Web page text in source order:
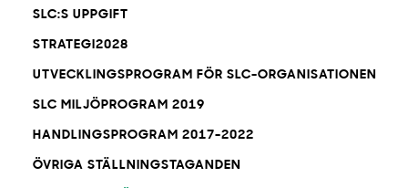
SLC:S UPPGIFT
STRATEGI2028
UTVECKLINGSPROGRAM FÖR SLC-ORGANISATIONEN
SLC MILJÖPROGRAM 2019
HANDLINGSPROGRAM 2017-2022
ÖVRIGA STÄLLNINGSTAGANDEN